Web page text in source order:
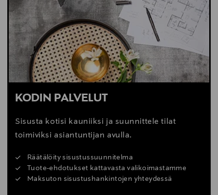
Digitaalinen osoite
https://www.boconcept.com/en-us/customer-
service/
KODIN PALVELUT
Sisusta kotisi kauniiksi ja suunnittele tilat
toimiviksi asiantuntijan avulla.
Räätälöity sisustussuunnitelma
Tuote-ehdotukset kattavasta valikoimastamme
Maksuton sisustushankintojen yhteydessä